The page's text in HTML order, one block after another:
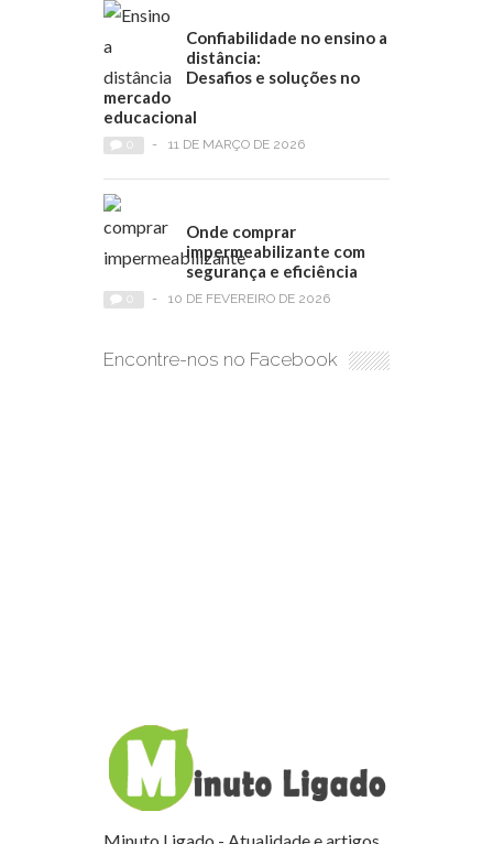
Confiabilidade no ensino a
distância:
Desafios e soluções no
mercado
educacional
- 11 DE MARÇO DE 2026
Onde comprar
impermeabilizante com
segurança e eficiência
- 10 DE FEVEREIRO DE 2026
Encontre-nos no Facebook
Minuto Ligado - Atualidade e artigos